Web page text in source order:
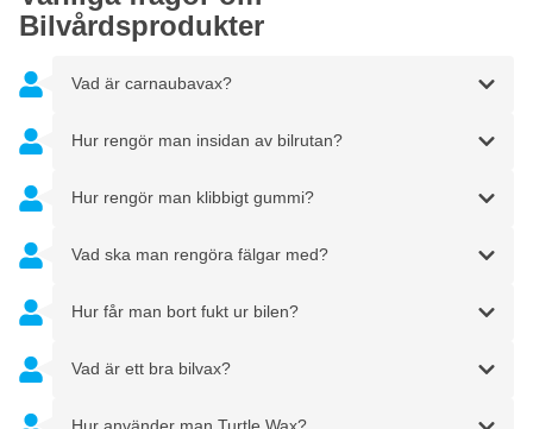
Bilvårdsprodukter
Vad är carnaubavax?
Hur rengör man insidan av bilrutan?
Hur rengör man klibbigt gummi?
Vad ska man rengöra fälgar med?
Hur får man bort fukt ur bilen?
Vad är ett bra bilvax?